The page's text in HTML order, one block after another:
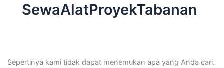
SewaAlatProyekTabanan
Sepertinya kami tidak dapat menemukan apa yang Anda cari.